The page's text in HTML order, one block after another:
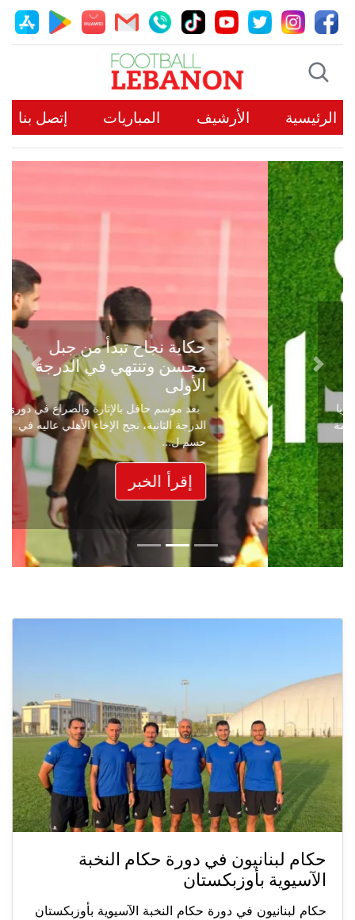
الرئيسية الأرشيف المباريات إتصل بنا
حكاية نجاح تبدأ من جبل
محسن وتنتهي في الدرجة
الأولى
بعد موسم حافل بالإثارة والصراع في دوري
الدرجة الثانية، نجح الإخاء الأهلي عاليه في
حسم ل...
إقرأ الخبر
Previous
Next
حكام لبنانيون في دورة حكام النخبة
الآسيوية بأوزبكستان
حكام لبنانيون في دورة حكام النخبة الآسيوية بأوزبكستان